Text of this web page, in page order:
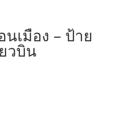
เมือง – ป้าย
วบิน